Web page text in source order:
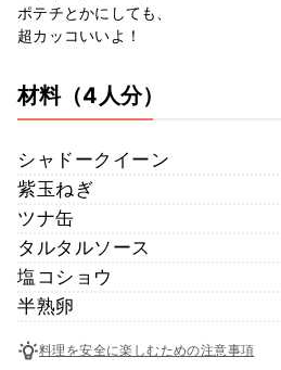
ポテチとかにしても、
超カッコいいよ！
材料（4人分）
シャドークイーン
紫玉ねぎ
ツナ缶
タルタルソース
塩コショウ
半熟卵
料理を安全に楽しむための注意事項